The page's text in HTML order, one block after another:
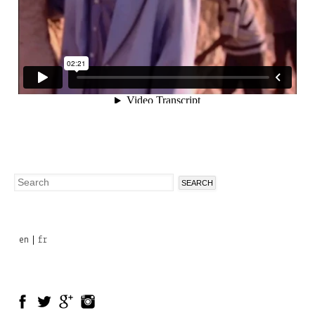
Search
en fr